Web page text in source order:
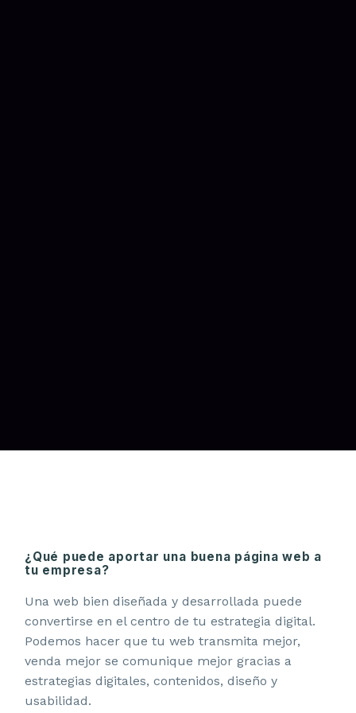
¿Qué puede aportar una buena página web a
tu empresa?
Una web bien diseñada y desarrollada puede
convertirse en el centro de tu estrategia digital.
Podemos hacer que tu web transmita mejor,
venda mejor se comunique mejor gracias a
estrategias digitales, contenidos, diseño y
usabilidad.